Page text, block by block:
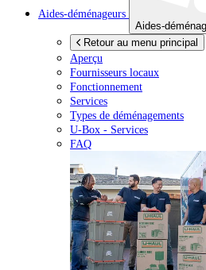
Aides-déménageurs
Aides-
Retour au menu principal
Aperçu
Fournisseurs locaux
Fonctionnement
Services
Types de déménagements
U-Box - Services
FAQ